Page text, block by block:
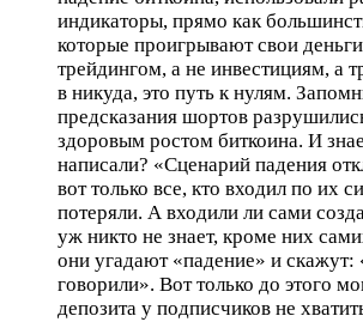
индикаторы, прямо как
которые проигрывают свои
трейдингом, а не инвестициям, а
в никуда, это путь к нулям.
предсказания шортов
здоровым ростом биткоина. И
написали? «Сценарий падения
вот только все, кто входил по их
потеряли. А входили ли сами
уж никто не знает, кроме них
они угадают «падение» и
говорили». Вот только до этого
депозита у подписчиков не